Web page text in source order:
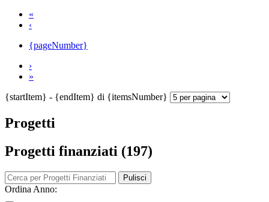
«
‹
{pageNumber}
›
»
{startItem} - {endItem} di {itemsNumber}
Progetti
Progetti finanziati (197)
Pulisci
Ordina Anno: